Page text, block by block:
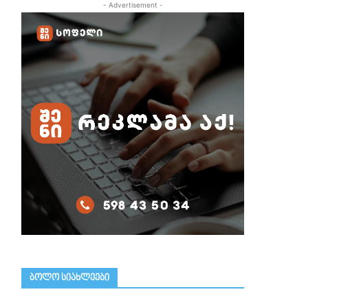
- Advertisement -
ᲑᲝᲚᲝ ᲡᲘᲐᲮᲚᲔᲔᲑᲘ